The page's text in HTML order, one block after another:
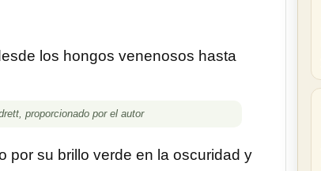
proporcionado por el autor
por su brillo verde en la oscuridad y